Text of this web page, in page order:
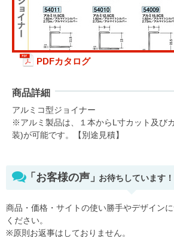
PDFカタログ
商品詳細
アルミコ型ジョイナー
※アルミ製品は、１本からL寸カット及び
装)が可能です。【別途見積】
「お客様の声」お待ちしています！
商品・価格・サイトの使い勝手やデザイン
ください。
※原則お返事はしておりません。